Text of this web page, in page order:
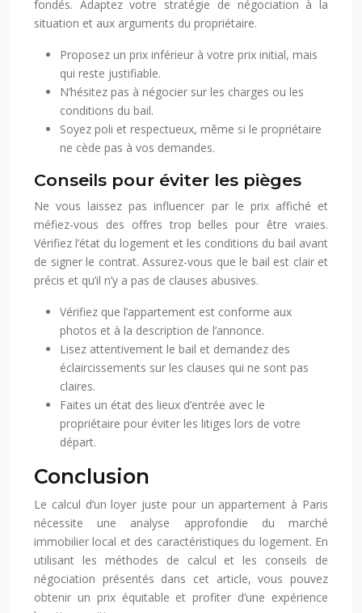
fondés. Adaptez votre stratégie de négociation à la
situation et aux arguments du propriétaire.
Proposez un prix inférieur à votre prix initial, mais
qui reste justifiable.
N’hésitez pas à négocier sur les charges ou les
conditions du bail.
Soyez poli et respectueux, même si le propriétaire
ne cède pas à vos demandes.
Conseils pour éviter les pièges
Ne vous laissez pas influencer par le prix affiché et
méfiez-vous des offres trop belles pour être vraies.
Vérifiez l’état du logement et les conditions du bail avant
de signer le contrat. Assurez-vous que le bail est clair et
précis et qu’il n’y a pas de clauses abusives.
Vérifiez que l’appartement est conforme aux
photos et à la description de l’annonce.
Lisez attentivement le bail et demandez des
éclaircissements sur les clauses qui ne sont pas
claires.
Faites un état des lieux d’entrée avec le
propriétaire pour éviter les litiges lors de votre
départ.
Conclusion
Le calcul d’un loyer juste pour un appartement à Paris
nécessite une analyse approfondie du marché
immobilier local et des caractéristiques du logement. En
utilisant les méthodes de calcul et les conseils de
négociation présentés dans cet article, vous pouvez
obtenir un prix équitable et profiter d’une expérience